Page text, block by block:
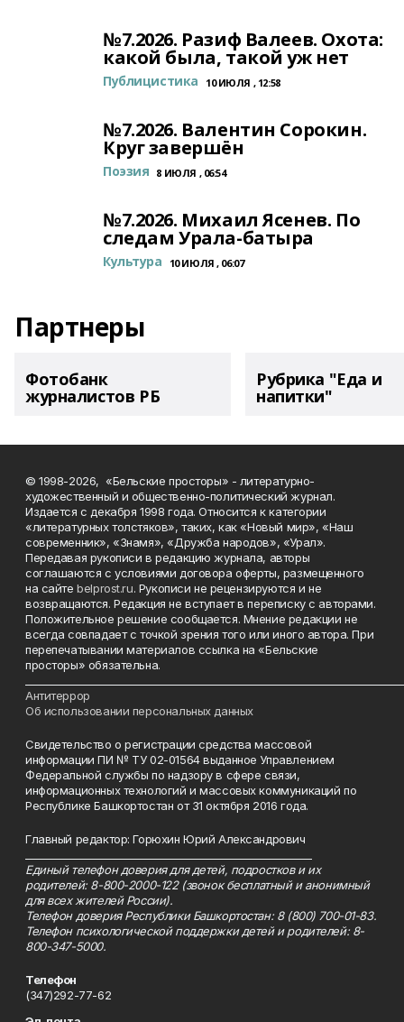
№7.2026. Разиф Валеев. Охота:
какой была, такой уж нет
Публицистика 10 ИЮЛЯ , 12:58
№7.2026. Валентин Сорокин.
Круг завершён
Поэзия 8 ИЮЛЯ , 06:54
№7.2026. Михаил Ясенев. По
следам Урала-батыра
Культура 10 ИЮЛЯ , 06:07
Партнеры
Фотобанк
журналистов РБ
Рубрика "Еда и
напитки"
© 1998-2026, «Бельские просторы» - литературно-
художественный и общественно-политический журнал.
Издается с декабря 1998 года. Относится к категории
«литературных толстяков», таких, как «Новый мир», «Наш
современник», «Знамя», «Дружба народов», «Урал».
Передавая рукописи в редакцию журнала, авторы
соглашаются с условиями договора оферты, размещенного
на сайтеbelprost.ru. Рукописи не рецензируются и не
возвращаются. Редакция не вступает в переписку с авторами.
Положительное решение сообщается. Мнение редакции не
всегда совпадает с точкой зрения того или иного автора. При
перепечатывании материалов ссылка на «Бельские
просторы» обязательна.
Антитеррор
Об использовании персональных данных
Свидетельство о регистрации средства массовой
информации ПИ № ТУ 02-01564 выданное Управлением
Федеральной службы по надзору в сфере связи,
информационных технологий и массовых коммуникаций по
Республике Башкортостан от 31 октября 2016 года.
Главный редактор: Горюхин Юрий Александрович
Единый телефон доверия для детей, подростков и их
родителей: 8-800-2000-122 (звонок бесплатный и анонимный
для всех жителей России).
Телефон доверия Республики Башкортостан: 8 (800) 700-01-83.
Телефон психологической поддержки детей и родителей: 8-
800-347-5000.
Телефон
(347)292-77-62